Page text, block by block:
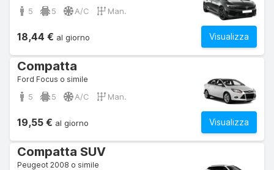
5 5 A/C Man.
Visualizza
18,44 € al giorno
Compatta
Ford Focus o simile
5 5 A/C Man.
Visualizza
19,55 € al giorno
Compatta SUV
Peugeot 2008 o simile